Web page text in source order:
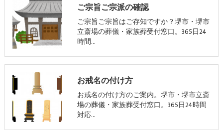
ご宗旨ご宗派の確認
ご宗旨ご宗旨はご存知ですか？堺市・堺市
立斎場の葬儀・家族葬受付窓口。365日24
時間…
お戒名の付け方
お戒名の付け方のご案内。堺市・堺市立斎
場の葬儀・家族葬受付窓口。365日24時間
対応…